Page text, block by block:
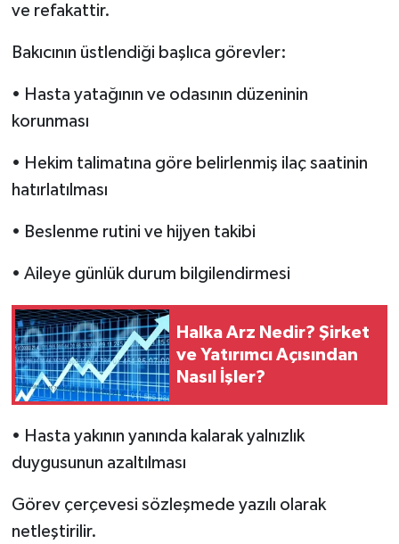
ve refakattir.
Bakıcının üstlendiği başlıca görevler:
• Hasta yatağının ve odasının düzeninin
korunması
• Hekim talimatına göre belirlenmiş ilaç saatinin
hatırlatılması
• Beslenme rutini ve hijyen takibi
• Aileye günlük durum bilgilendirmesi
Halka Arz Nedir? Şirket
ve Yatırımcı Açısından
Nasıl İşler?
• Hasta yakının yanında kalarak yalnızlık
duygusunun azaltılması
Görev çerçevesi sözleşmede yazılı olarak
netleştirilir.